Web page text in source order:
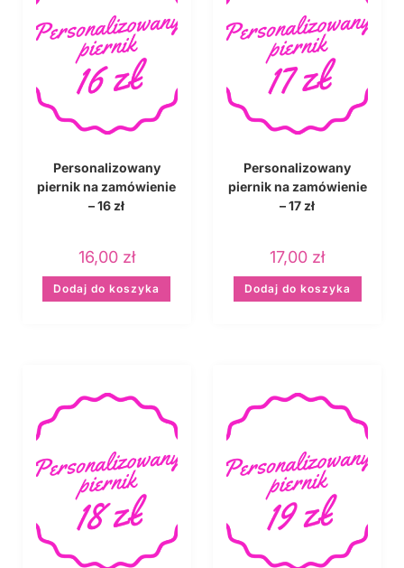
Personalizowany
piernik na zamówienie
– 16 zł
16,00 zł
Dodaj do koszyka
Personalizowany
piernik na zamówienie
– 17 zł
17,00 zł
Dodaj do koszyka